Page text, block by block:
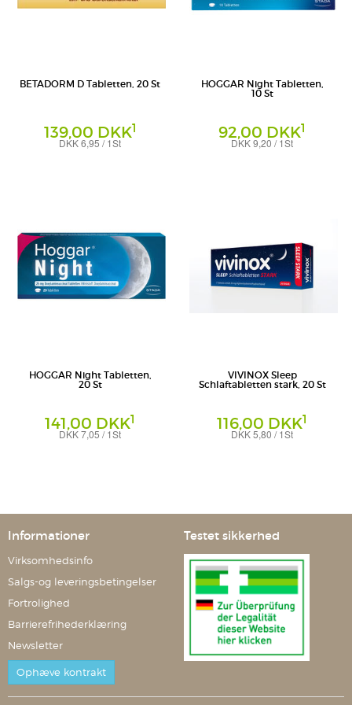
BETADORM D Tabletten, 20 St
139,00 DKK1
DKK 6,95 / 1St
HOGGAR Night Tabletten,
10 St
92,00 DKK1
DKK 9,20 / 1St
HOGGAR Night Tabletten,
20 St
141,00 DKK1
DKK 7,05 / 1St
VIVINOX Sleep
Schlaftabletten stark, 20 St
116,00 DKK1
DKK 5,80 / 1St
Informationer
Virksomhedsinfo
Salgs-og leveringsbetingelser
Fortrolighed
Barrierefrihederklæring
Newsletter
Ophæve kontrakt
Testet sikkerhed